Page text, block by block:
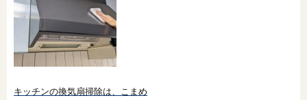
キッチンの換気扇掃除は、こまめ